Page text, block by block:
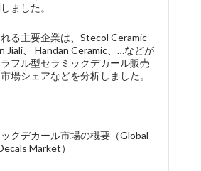
ました。
る主要企業は、Stecol Ceramic
Jiali、 Handan Ceramic、…などが
フル型セラミックデカール販売
場シェアなどを分析しました。
クデカール市場の概要（Global
Market）